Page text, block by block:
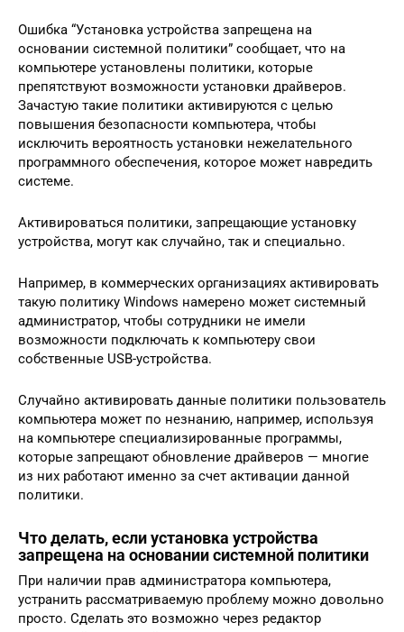
Ошибка “Установка устройства запрещена на
основании системной политики” сообщает, что на
компьютере установлены политики, которые
препятствуют возможности установки драйверов.
Зачастую такие политики активируются с целью
повышения безопасности компьютера, чтобы
исключить вероятность установки нежелательного
программного обеспечения, которое может навредить
системе.
Активироваться политики, запрещающие установку
устройства, могут как случайно, так и специально.
Например, в коммерческих организациях активировать
такую политику Windows намерено может системный
администратор, чтобы сотрудники не имели
возможности подключать к компьютеру свои
собственные USB-устройства.
Случайно активировать данные политики пользователь
компьютера может по незнанию, например, используя
на компьютере специализированные программы,
которые запрещают обновление драйверов — многие
из них работают именно за счет активации данной
политики.
Что делать, если установка устройства
запрещена на основании системной политики
При наличии прав администратора компьютера,
устранить рассматриваемую проблему можно довольно
просто. Сделать это возможно через редактор